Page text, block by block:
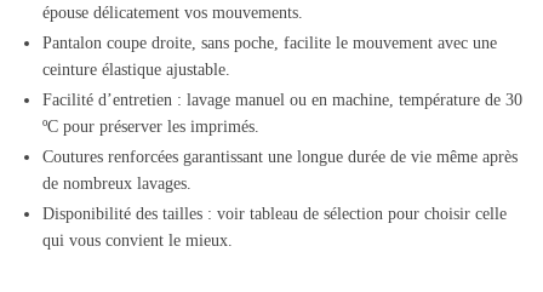
épouse délicatement vos mouvements.
Pantalon coupe droite, sans poche, facilite le mouvement avec une
ceinture élastique ajustable.
Facilité d’entretien : lavage manuel ou en machine, température de 30
ºC pour préserver les imprimés.
Coutures renforcées garantissant une longue durée de vie même après
de nombreux lavages.
Disponibilité des tailles : voir tableau de sélection pour choisir celle
qui vous convient le mieux.